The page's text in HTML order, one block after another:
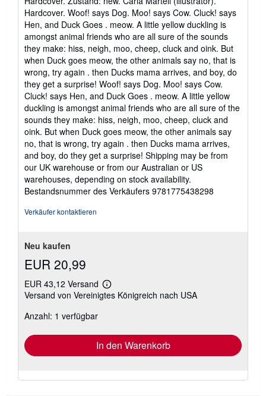
von
5
Sternen
Hardcover. Woof! says Dog. Moo! says Cow. Cluck! says
Hen, and Duck Goes . meow. A little yellow duckling is
amongst animal friends who are all sure of the sounds
they make: hiss, neigh, moo, cheep, cluck and oink. But
when Duck goes meow, the other animals say no, that is
wrong, try again . then Ducks mama arrives, and boy, do
they get a surprise! Woof! says Dog. Moo! says Cow.
Cluck! says Hen, and Duck Goes . meow. A little yellow
duckling is amongst animal friends who are all sure of the
sounds they make: hiss, neigh, moo, cheep, cluck and
oink. But when Duck goes meow, the other animals say
no, that is wrong, try again . then Ducks mama arrives,
and boy, do they get a surprise! Shipping may be from
our UK warehouse or from our Australian or US
warehouses, depending on stock availability.
Bestandsnummer des Verkäufers 9781775438298
Verkäufer kontaktieren
Neu kaufen
EUR 20,99
EUR 43,12 Versand
Weitere
Informationen
Versand von Vereinigtes Königreich nach USA
Anzahl: 1 verfügbar
In den Warenkorb